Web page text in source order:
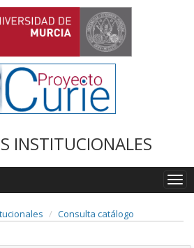
INSTITUCIONALES
Consulta catálogo